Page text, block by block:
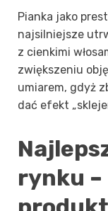
Pianka jako
najsilniejsze
z cienkimi
zwiększeniu
umiarem, gdyż
dać efekt
rynku –